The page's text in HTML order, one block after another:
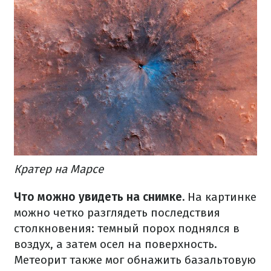
Кратер на Марсе
Что можно увидеть на снимке. На картинке
можно четко разглядеть последствия
столкновения: темный порох поднялся в
воздух, а затем осел на поверхность.
Метеорит также мог обнажить базальтовую